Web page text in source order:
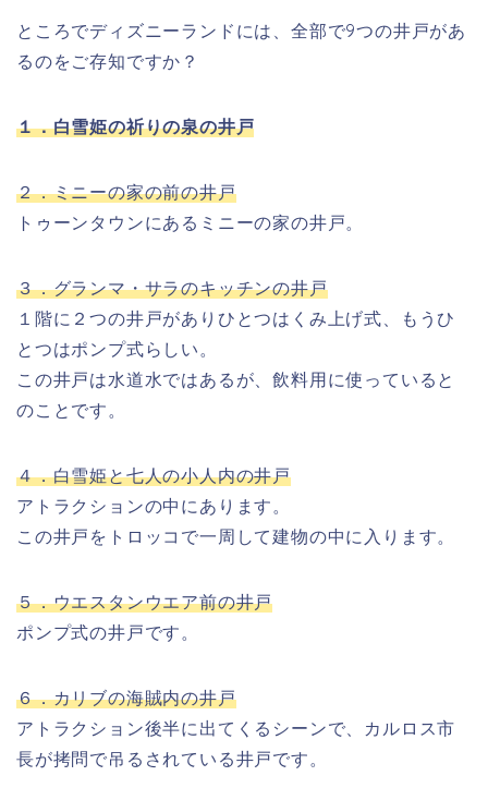
ところでディズニーランドには、全部で9つの井戸があ
るのをご存知ですか？
１．白雪姫の祈りの泉の井戸
２．ミニーの家の前の井戸
トゥーンタウンにあるミニーの家の井戸。
３．グランマ・サラのキッチンの井戸
１階に２つの井戸がありひとつはくみ上げ式、もうひ
とつはポンプ式らしい。
この井戸は水道水ではあるが、飲料用に使っていると
のことです。
４．白雪姫と七人の小人内の井戸
アトラクションの中にあります。
この井戸をトロッコで一周して建物の中に入ります。
５．ウエスタンウエア前の井戸
ポンプ式の井戸です。
６．カリブの海賊内の井戸
アトラクション後半に出てくるシーンで、カルロス市
長が拷問で吊るされている井戸です。